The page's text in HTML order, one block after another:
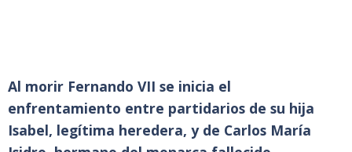
Al morir Fernando VII se inicia el
enfrentamiento entre partidarios de su hija
Isabel, legítima heredera, y de Carlos María